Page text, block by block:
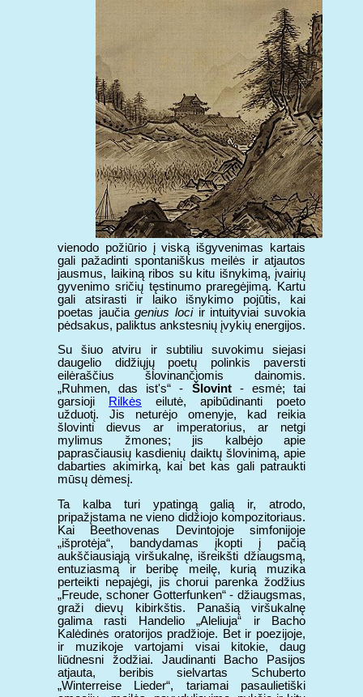
vienodo požiūrio į viską išgyvenimas kartais
gali pažadinti spontaniškus meilės ir atjautos
jausmus, laikiną ribos su kitu išnykimą, įvairių
gyvenimo sričių tęstinumo praregėjimą. Kartu
gali atsirasti ir laiko išnykimo pojūtis, kai
poetas jaučiagenius lociir intuityviai suvokia
pėdsakus, paliktus ankstesnių įvykių energijos.
Su šiuo atviru ir subtiliu suvokimu siejasi
daugelio didžiųjų poetų polinkis paversti
eilėraščius šlovinančiomis dainomis.
„Ruhmen, das ist's“ - Šlovint- esmė; tai
garsioji
Rilkės eilutė, apibūdinanti poeto
užduotį. Jis neturėjo omenyje, kad reikia
šlovinti dievus ar imperatorius, ar netgi
mylimus žmones; jis kalbėjo apie
paprasčiausių kasdienių daiktų šlovinimą, apie
dabarties akimirką, kai bet kas gali patraukti
mūsų dėmesį.
Ta kalba turi ypatingą galią ir, atrodo,
pripažįstama ne vieno didžiojo kompozitoriaus.
Kai Beethovenas Devintojoje simfonijoje
„išprotėja“, bandydamas įkopti į pačią
aukščiausiąją viršukalnę, išreikšti džiaugsmą,
entuziasmą ir beribę meilę, kurią muzika
perteikti nepajėgi, jis chorui parenka žodžius
„Freude, schoner Gotterfunken“ - džiaugsmas,
graži dievų kibirkštis. Panašią viršukalnę
galima rasti Handelio „Aleliuja“ ir Bacho
Kalėdinės oratorijos pradžioje. Bet ir poezijoje,
ir muzikoje vartojami visai kitokie, daug
liūdnesni žodžiai. Jaudinanti Bacho Pasijos
atjauta, beribis sielvartas Schuberto
„Winterreise Lieder“, tariamai pasaulietiški